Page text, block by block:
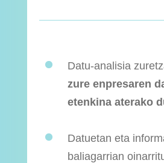
Datu-analisia
zure enpresaren
etenkina aterako
Datuetan eta
baliagarrian